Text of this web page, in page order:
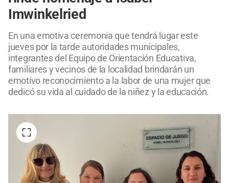
Imwinkelried
En una emotiva ceremonia que tendrá lugar este
jueves por la tarde autoridades municipales,
integrantes del Equipo de Orientación Educativa,
familiares y vecinos de la localidad brindarán un
emotivo reconocimiento a la labor de una mujer que
dedicó su vida al cuidado de la niñez y la educación.